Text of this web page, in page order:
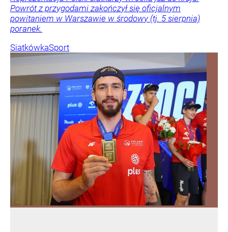
Powrót z przygodami zakończył się oficjalnym
powitaniem w Warszawie w środowy (tj. 5 sierpnia)
poranek.
SiatkówkaSport